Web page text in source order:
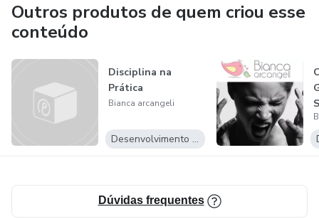
Outros produtos de quem criou esse
conteúdo
Disciplina na
Prática
Bianca arcangeli
Desenvolvimento Pessoal
Dúvidas frequentes